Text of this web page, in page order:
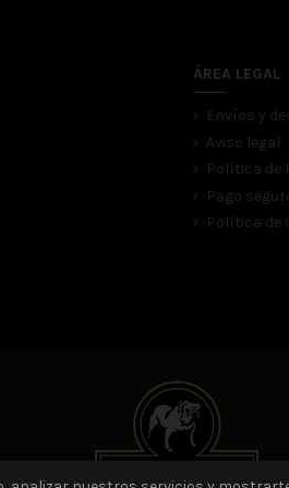
ÁREA LEGAL
Envíos y
Aviso legal
Política de
Pago
Política de